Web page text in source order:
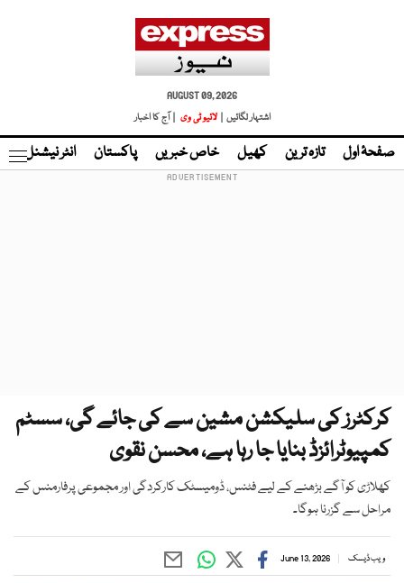
AUGUST 09, 2026
اشتہار لگائیں |
لائیو ٹی وی | آج کا اخبار
صفحۂ اول تازہ ترین کھیل خاص خبریں پاکستان انٹر نیشنل
کرکٹرز کی سلیکشن مشین سے کی جائے گی، سسٹم
کمپیوٹرائزڈ بنایا جا رہا ہے، محسن نقوی
کھلاڑی کو آگے بڑھنے کے لیے فٹنس، ڈومیسٹک کارکردگی اور مجموعی پرفارمنس کے
مراحل سے گزرنا ہوگا۔
ویب ڈیسک June 13, 2026